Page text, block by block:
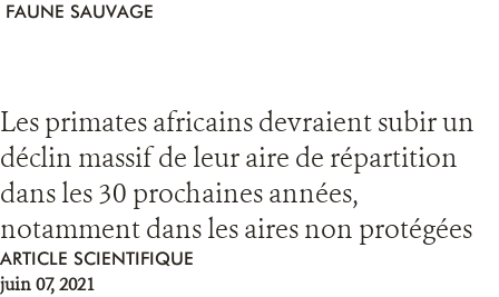
FAUNE SAUVAGE
Les primates africains devraient subir un
déclin massif de leur aire de répartition
dans les 30 prochaines années,
notamment dans les aires non protégées
ARTICLE SCIENTIFIQUE
juin 07, 2021